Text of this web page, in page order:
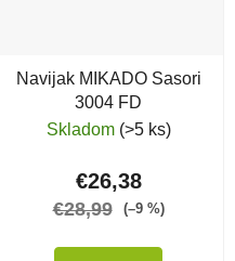
Navijak MIKADO Sasori
3004 FD
Skladom (>5 ks)
€26,38
€28,99 (–9 %)